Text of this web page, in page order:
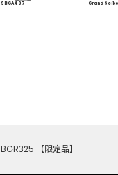
SBGA437 Grand
【限定品】